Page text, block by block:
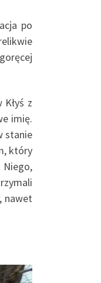
po
z
imię.
stanie
który
Niego,
nawet